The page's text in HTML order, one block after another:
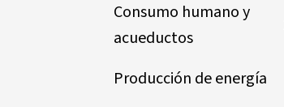
Consumo humano y
acueductos
Producción de energía